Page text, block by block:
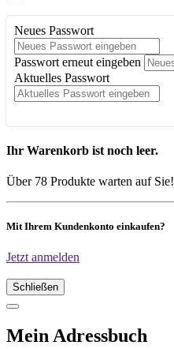
Neues Passwort
Passwort erneut eingeben
Aktuelles Passwort
Ihr Warenkorb ist noch leer.
Über 78 Produkte warten auf Sie!
Mit Ihrem Kundenkonto einkaufen?
Jetzt anmelden
Schließen
Mein Adressbuch